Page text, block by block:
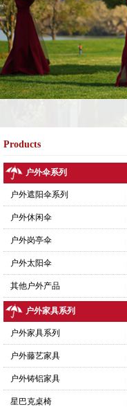
Products
户外伞系列
户外遮阳伞系列
户外休闲伞
户外岗亭伞
户外太阳伞
其他户外产品
户外家具系列
户外家具系列
户外藤艺家具
户外铸铝家具
星巴克桌椅